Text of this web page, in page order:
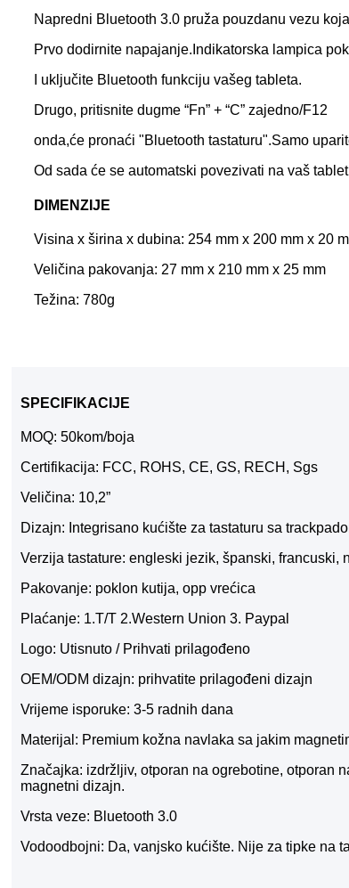
Napredni Bluetooth 3.0 pruža pouzdanu vezu
Prvo dodirnite napajanje.Indikatorska lampica
I uključite Bluetooth funkciju vašeg tableta.
Drugo, pritisnite dugme “Fn” + “C” zajedno/F12
onda,će pronaći "Bluetooth tastaturu".Samo
Od sada će se automatski povezivati ​​na vaš
DIMENZIJE
Visina x širina x dubina: 254 mm x 200 mm x 20
Veličina pakovanja: 27 mm x 210 mm x 25 mm
Težina: 780g
SPECIFIKACIJE
MOQ: 50kom/boja
Certifikacija: FCC, ROHS, CE, GS, RECH, Sgs
Veličina: 10,2”
Dizajn: Integrisano kućište za tastaturu sa
Verzija tastature: engleski jezik, španski, francuski,
Pakovanje: poklon kutija, opp vrećica
Plaćanje: 1.T/T 2.Western Union 3. Paypal
Logo: Utisnuto / Prihvati prilagođeno
OEM/ODM dizajn: prihvatite prilagođeni dizajn
Vrijeme isporuke: 3-5 radnih dana
Materijal: Premium kožna navlaka sa jakim
Značajka: izdržljiv, otporan na ogrebotine, otporan
magnetni dizajn.
Vrsta veze: Bluetooth 3.0
Vodoodbojni: Da, vanjsko kućište. Nije za tipke na